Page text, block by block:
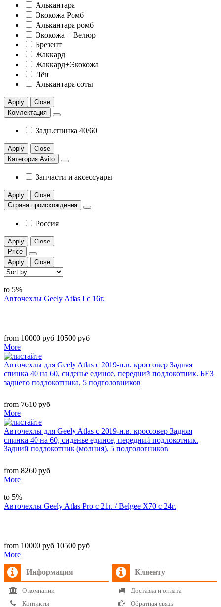
Алькантара
Экокожа Ромб
Алькантара ромб
Экокожа + Велюр
Брезент
Жаккард
Жаккард+Экокожа
Лён
Алькантара соты
Apply
Close
Комлектация
Задн.спинка 40/60
Apply
Close
Категория Avito
Запчасти и аксессуары
Apply
Close
Страна происхождения
Россия
Apply
Close
Price
Apply
Close
to 5%
Авточехлы Geely Atlas I c 16г.
from 10000 руб 10500 руб
More
Авточехлы для Geely Atlas с 2019-н.в. кроссовер Задняя
спинка 40 на 60, сиденье единое, передний подлокотник. БЕЗ
заднего подлокотника, 5 подголовников
from 7610 руб
More
Авточехлы для Geely Atlas с 2019-н.в. кроссовер Задняя
спинка 40 на 60, сиденье единое, передний подлокотник.
Задний подлокотник (молния), 5 подголовников
from 8260 руб
More
to 5%
Авточехлы Geely Atlas Pro с 21г. / Belgee X70 с 24г.
from 10000 руб 10500 руб
More
Информация
О компании
Контакты
Клиенту
Доставка и оплата
Обратная связь